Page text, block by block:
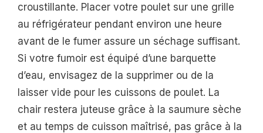
croustillante. Placer votre poulet sur une grille
au réfrigérateur pendant environ une heure
avant de le fumer assure un séchage suffisant.
Si votre fumoir est équipé d’une barquette
d’eau, envisagez de la supprimer ou de la
laisser vide pour les cuissons de poulet. La
chair restera juteuse grâce à la saumure sèche
et au temps de cuisson maîtrisé, pas grâce à la